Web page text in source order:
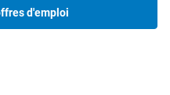
d'emploi